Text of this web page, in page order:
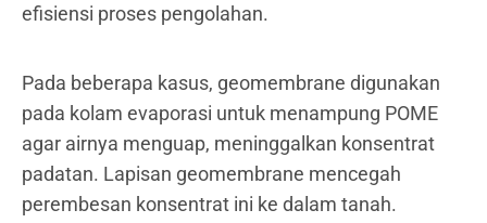
efisiensi proses pengolahan.
Pada beberapa kasus, geomembrane digunakan
pada kolam evaporasi untuk menampung POME
agar airnya menguap, meninggalkan konsentrat
padatan. Lapisan geomembrane mencegah
perembesan konsentrat ini ke dalam tanah.